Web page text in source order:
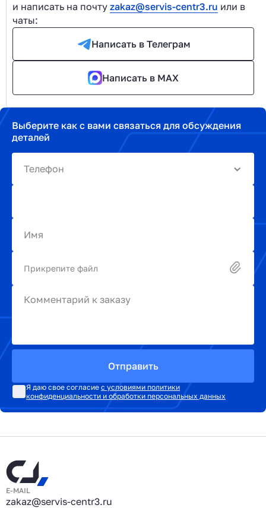
и написать на почту zakaz@servis-centr3.ru или в
чаты:
Написать в Телеграм
Написать в MAX
Выберите как с вами связаться для обсуждения
деталей
Телефон
Имя
Прикрепите файл
Комментарий к заказу
Отправить
Я даю свое согласие с условиями политики
конфиденциальности и обработки персональных данных
E-MAIL
zakaz@servis-centr3.ru